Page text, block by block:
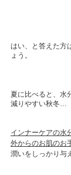
はい、と答えた方
ょう。
夏に比べると、水
減りやすい秋冬…
インナーケアの水
外からのお肌のお
潤いをしっかり与